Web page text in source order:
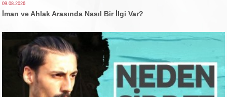
09.08.2026
İman ve Ahlak Arasında Nasıl Bir İlgi Var?